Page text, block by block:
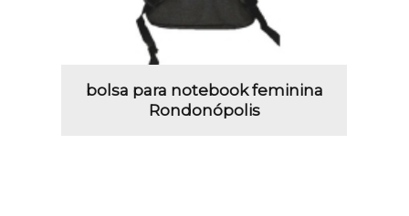
bolsa para notebook feminina
Rondonópolis